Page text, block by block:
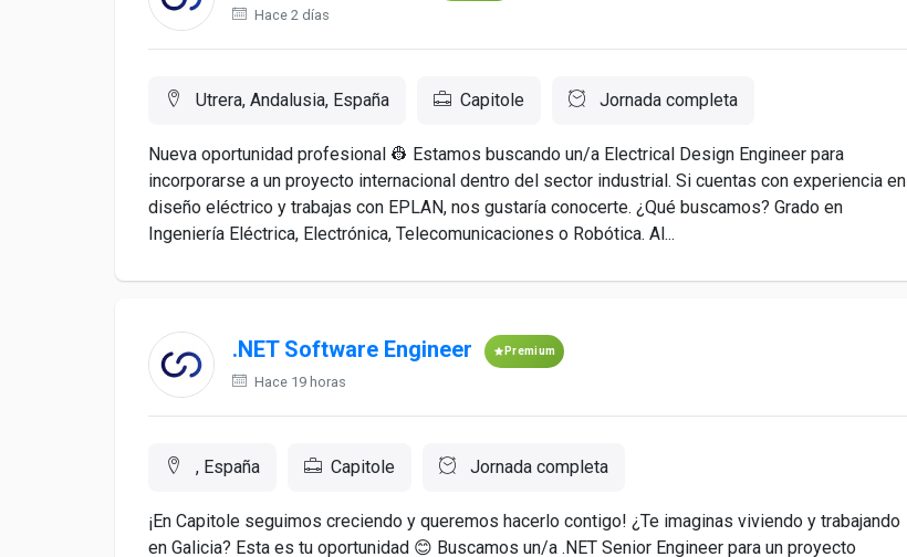
Hace 2 días
Utrera, Andalusia, España Capitole Jornada completa
Nueva oportunidad profesional 👷 Estamos buscando un/a Electrical Design Engineer para
incorporarse a un proyecto internacional dentro del sector industrial. Si cuentas con experiencia en
diseño eléctrico y trabajas con EPLAN, nos gustaría conocerte. ¿Qué buscamos? Grado en
Ingeniería Eléctrica, Electrónica, Telecomunicaciones o Robótica. Al...
.NET Software Engineer Premium
Hace 19 horas
, España Capitole Jornada completa
¡En Capitole seguimos creciendo y queremos hacerlo contigo! ¿Te imaginas viviendo y trabajando
en Galicia? Esta es tu oportunidad 😊 Buscamos un/a .NET Senior Engineer para un proyecto